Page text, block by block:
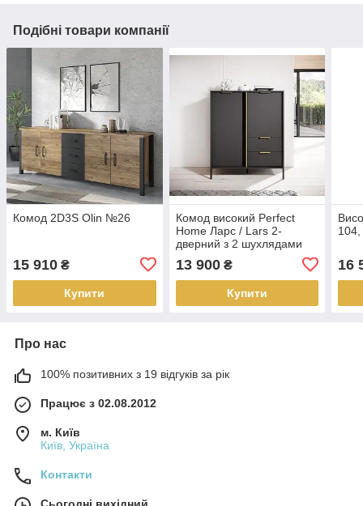
Подібні товари компанії
Комод 2D3S Olin №26
15 910 ₴
Купити
Комод високий Perfect
Home Ларс / Lars 2-
дверний з 2 шухлядами
2D2S/104 Антрацит (PFH-
091020)
13 900₴
Купити
16
Про нас
100% позитивних з 19 відгуків за рік
Працює з 02.08.2012
м. Київ
Київ, Україна
Контакти
Сьогодні вихідний